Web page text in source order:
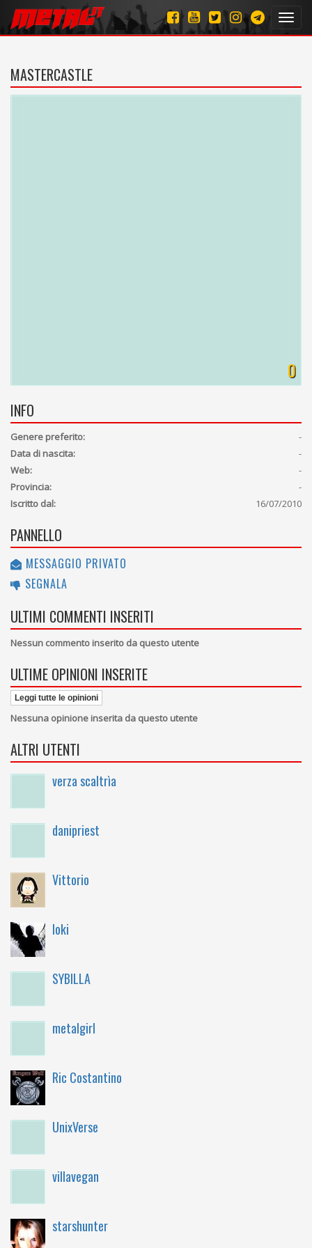
MASTERCASTLE
0
INFO
Genere preferito:
-
Data di nascita:
-
Web:
-
Provincia:
-
Iscritto dal:
16/07/2010
PANNELLO
MESSAGGIO PRIVATO
SEGNALA
ULTIMI COMMENTI INSERITI
Nessun commento inserito da questo utente
ULTIME OPINIONI INSERITE
Leggi tutte le opinioni
Nessuna opinione inserita da questo utente
ALTRI UTENTI
verza scaltrìa
danipriest
Vittorio
loki
SYBILLA
metalgirl
Ric Costantino
UnixVerse
villavegan
starshunter